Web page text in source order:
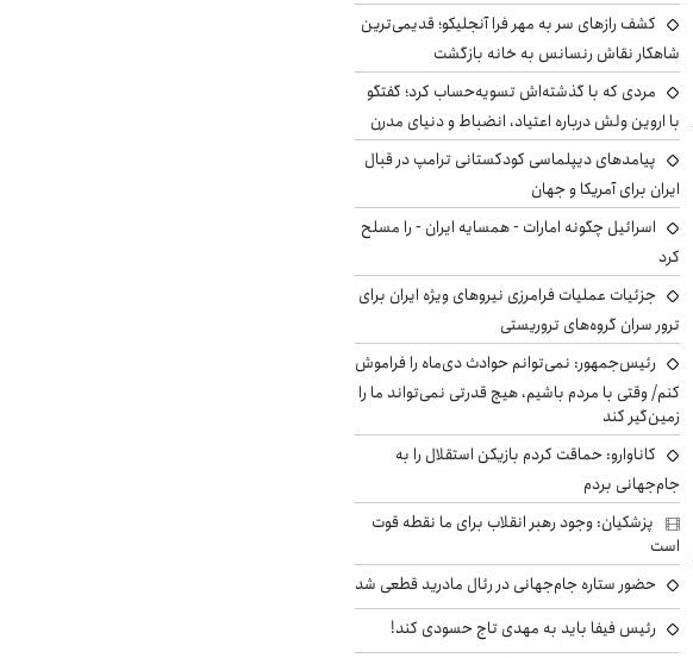
کشف رازهای سر به مهر فرا آنجلیکو؛ قدیمی‌ترین
شاهکار نقاش رنسانس به خانه بازگشت
مردی که با گذشته‌اش تسویه‌حساب کرد؛ گفتگو
با اروین ولش درباره اعتیاد، انضباط و دنیای مدرن
پیامدهای دیپلماسی کودکستانی ترامپ در قبال
ایران برای آمریکا و جهان
اسرائیل چگونه امارات - همسایه ایران - را مسلح
کرد
جزئیات عملیات فرامرزی نیروهای ویژه ایران برای
ترور سران گروه‌های تروریستی
رئیس‌جمهور: نمی‌توانم حوادث دی‌ماه را فراموش
کنم/ وقتی با مردم باشیم، هیچ قدرتی نمی‌تواند ما را
زمین‌گیر کند
کاناوارو: حماقت کردم بازیکن استقلال را به
جام‌جهانی بردم
پزشکیان: وجود رهبر انقلاب برای ما نقطه قوت
است
حضور ستاره جام‌جهانی در رئال مادرید قطعی شد
رئیس فیفا باید به مهدی تاج حسودی کند!